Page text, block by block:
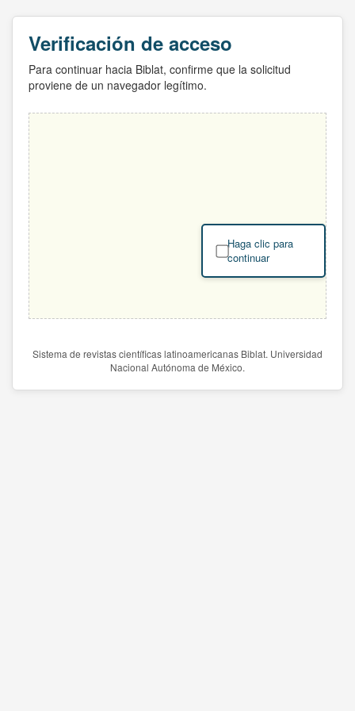
Verificación de acceso
Para continuar hacia Biblat, confirme que la solicitud
proviene de un navegador legítimo.
Haga clic para
continuar
Sistema de revistas científicas latinoamericanas Biblat. Universidad
Nacional Autónoma de México.